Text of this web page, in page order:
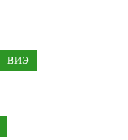
ВИЭ